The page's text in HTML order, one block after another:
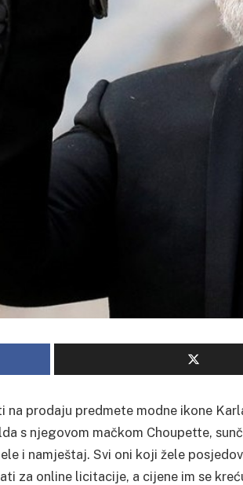
na prodaju predmete modne ikone
s njegovom mačkom Choupette,
i namještaj. Svi oni koji žele
za online licitacije, a cijene im se